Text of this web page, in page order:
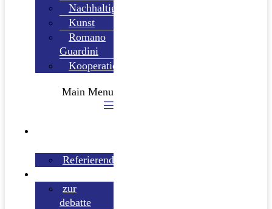
Nachhaltigkeit
Kunst
Romano
Guardini
Kooperationspartner
Main Menu
Referierende
zur
debatte